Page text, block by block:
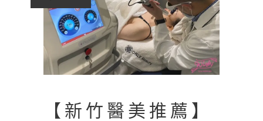
【新竹醫美推薦】